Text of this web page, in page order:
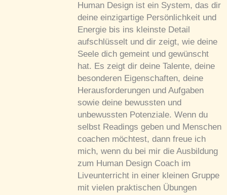
Human Design ist ein System, das dir
deine einzigartige Persönlichkeit und
Energie bis ins kleinste Detail
aufschlüsselt und dir zeigt, wie deine
Seele dich gemeint und gewünscht
hat. Es zeigt dir deine Talente, deine
besonderen Eigenschaften, deine
Herausforderungen und Aufgaben
sowie deine bewussten und
unbewussten Potenziale. Wenn du
selbst Readings geben und Menschen
coachen möchtest, dann freue ich
mich, wenn du bei mir die Ausbildung
zum Human Design Coach im
Liveunterricht in einer kleinen Gruppe
mit vielen praktischen Übungen